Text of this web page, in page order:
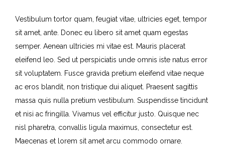
Vestibulum tortor quam, feugiat vitae, ultricies eget, tempor
sit amet, ante. Donec eu libero sit amet quam egestas
semper. Aenean ultricies mi vitae est. Mauris placerat
eleifend leo. Sed ut perspiciatis unde omnis iste natus error
sit voluptatem. Fusce gravida pretium eleifend vitae neque
ac eros blandit, non tristique dui aliquet. Praesent sagittis
massa quis nulla pretium vestibulum. Suspendisse tincidunt
et nisi ac fringilla. Vivamus vel efficitur justo. Quisque nec
nisl pharetra, convallis ligula maximus, consectetur est.
Maecenas et lorem sit amet arcu commodo ornare.